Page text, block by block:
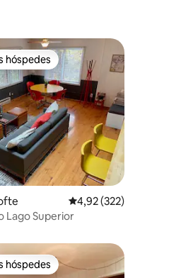
5, 292 avaliações
preferidos dos hóspedes
hóspedes
4,92 de uma avaliação
4,92 (322)
Lago Superior
preferidos dos hóspedes
hóspedes